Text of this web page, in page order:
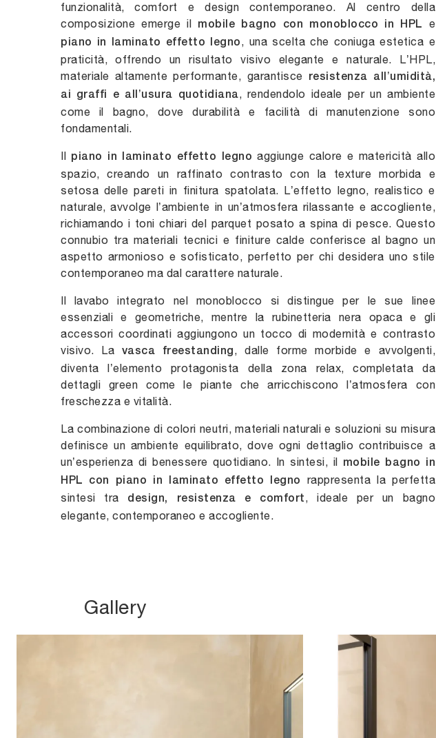
funzionalità, comfort e design contemporaneo. Al centro della
composizione emerge il
mobile bagno con monoblocco in HPL e
piano in laminato effetto legno , una scelta che coniuga estetica e
praticità, offrendo un risultato visivo elegante e naturale. L’HPL,
materiale altamente performante, garantisce
resistenza all’umidità,
ai graffi e all’usura quotidiana, rendendolo ideale per un ambiente
come il bagno, dove durabilità e facilità di manutenzione sono
fondamentali.
Il piano in laminato effetto legno aggiunge calore e matericità allo
spazio, creando un raffinato contrasto con la texture morbida e
setosa delle pareti in finitura spatolata. L’effetto legno, realistico e
naturale, avvolge l’ambiente in un’atmosfera rilassante e accogliente,
richiamando i toni chiari del parquet posato a spina di pesce. Questo
connubio tra materiali tecnici e finiture calde conferisce al bagno un
aspetto armonioso e sofisticato, perfetto per chi desidera uno stile
contemporaneo ma dal carattere naturale.
Il lavabo integrato nel monoblocco si distingue per le sue linee
essenziali e geometriche, mentre la rubinetteria nera opaca e gli
accessori coordinati aggiungono un tocco di modernità e contrasto
visivo. La
vasca freestanding , dalle forme morbide e avvolgenti,
diventa l’elemento protagonista della zona relax, completata da
dettagli green come le piante che arricchiscono l’atmosfera con
freschezza e vitalità.
La combinazione di colori neutri, materiali naturali e soluzioni su misura
definisce un ambiente equilibrato, dove ogni dettaglio contribuisce a
un’esperienza di benessere quotidiano. In sintesi, il
mobile bagno in
HPL con piano in laminato effetto legno
rappresenta la perfetta
sintesi tra
design, resistenza e comfort , ideale per un bagno
elegante, contemporaneo e accogliente.
Gallery